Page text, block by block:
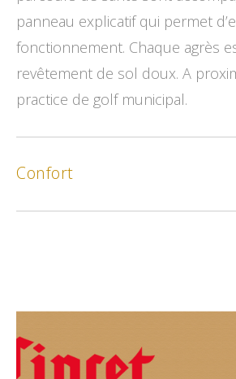
panneau explicatif qui permet
fonctionnement. Chaque agrès
revêtement de sol doux. A
practice de golf municipal.
Confort